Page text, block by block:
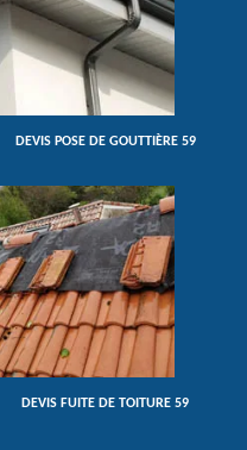
DEVIS POSE DE GOUTTIÈRE 59
DEVIS FUITE DE TOITURE 59